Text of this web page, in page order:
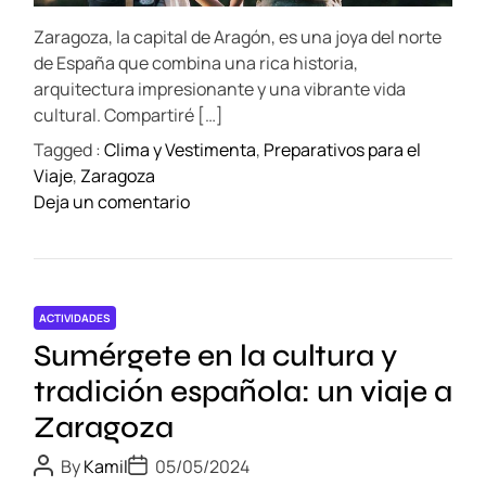
i
c
a
i
m
r
s
d
i
e
n
l
a
F
a
i
i
v
e
u
d
i
m
e
Zaragoza, la capital de Aragón, es una joya del norte
de España que combina una rica historia,
arquitectura impresionante y una vibrante vida
cultural. Compartiré […]
Tagged :Clima y Vestimenta, Preparativos para el
Viaje, Zaragoza
Deja un comentarioo
E
o
r
a
a
ACTIVIDADES
Sumérgete en la cultura y
tradición española: un viaje a
Zaragoza
P
o
ByKamilP
o
05/05/2024